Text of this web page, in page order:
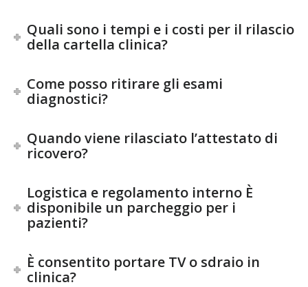
Quali sono i tempi e i costi per il rilascio
della cartella clinica?
Come posso ritirare gli esami
diagnostici?
Quando viene rilasciato l’attestato di
ricovero?
Logistica e regolamento interno È
disponibile un parcheggio per i
pazienti?
È consentito portare TV o sdraio in
clinica?